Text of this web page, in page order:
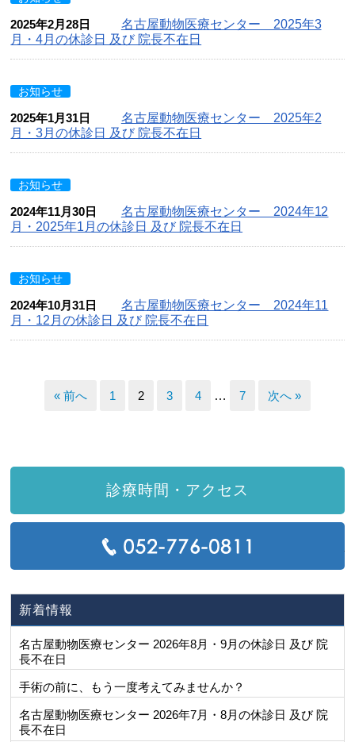
2025年2月28日
名古屋動物医療センター 2025年3
月・4月の休診日 及び 院長不在日
お知らせ
2025年1月31日
名古屋動物医療センター 2025年2
月・3月の休診日 及び 院長不在日
お知らせ
2024年11月30日
名古屋動物医療センター 2024年12
月・2025年1月の休診日 及び 院長不在日
お知らせ
2024年10月31日
名古屋動物医療センター 2024年11
月・12月の休診日 及び 院長不在日
« 前へ 1 2 3 4 … 7 次へ »
診療時間・アクセス
新着情報
名古屋動物医療センター 2026年8月・9月の休診日 及び 院
長不在日
手術の前に、もう一度考えてみませんか？
名古屋動物医療センター 2026年7月・8月の休診日 及び 院
長不在日